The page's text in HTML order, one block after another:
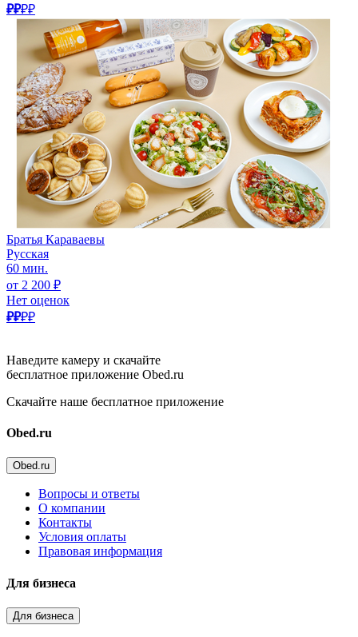
₽₽₽₽
Братья Караваевы
Русская
60 мин.
от 2 200 ₽
Нет оценок
₽₽₽₽
Наведите камеру и скачайте
бесплатное приложение Obed.ru
Скачайте наше бесплатное приложение
Obed.ru
Obed.ru
Вопросы и ответы
О компании
Контакты
Условия оплаты
Правовая информация
Для бизнеса
Для бизнеса